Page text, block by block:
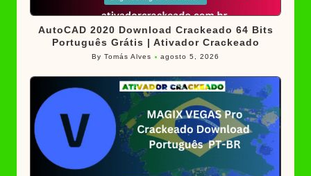
AutoCAD 2020 Download Crackeado 64 Bits
Português Grátis | Ativador Crackeado
Posted
ByTomás Alves agosto 5, 2026